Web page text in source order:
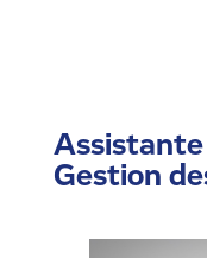
Gestion